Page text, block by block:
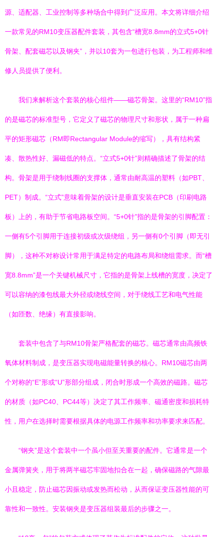
源、适配器、工业控制等多种场合中得到广泛应用。本文将详细介绍
一款常见的RM10变压器配件套装，其包含“槽宽8.8mm的立式5+0针
骨架、配套磁芯以及钢夹”，并以10套为一包进行包装，为工程师和维
修人员提供了便利。
我们来解析这个套装的核心组件——磁芯骨架。这里的“RM10”指
的是磁芯的标准型号，它定义了磁芯的物理尺寸和形状，属于一种扁
平的矩形磁芯（RM即Rectangular Module的缩写），具有结构紧
凑、散热性好、漏磁低的特点。“立式5+0针”则精确描述了骨架的结
构。骨架是用于绕制线圈的支撑体，通常由耐高温的塑料（如PBT、
PET）制成。“立式”意味着骨架的设计是垂直安装在PCB（印刷电路
板）上的，有助于节省电路板空间。“5+0针”指的是骨架的引脚配置：
一侧有5个引脚用于连接初级或次级绕组，另一侧有0个引脚（即无引
脚），这种不对称设计常用于满足特定的电路布局和绕组需求。而“槽
宽8.8mm”是一个关键机械尺寸，它指的是骨架上线槽的宽度，决定了
可以容纳的漆包线最大外径或绕线空间，对于绕线工艺和电气性能
（如匝数、绝缘）有直接影响。
套装中包含了与RM10骨架严格配套的磁芯。磁芯通常由高频铁
氧体材料制成，是变压器实现电磁能量转换的核心。RM10磁芯由两
个对称的“E”形或“U”形部分组成，闭合时形成一个高效的磁路。磁芯
的材质（如PC40、PC44等）决定了其工作频率、磁通密度和损耗特
性，用户在选择时需要根据具体的电源工作频率和功率要求来匹配。
“钢夹”是这个套装中一个虽小但至关重要的配件。它通常是一个
金属弹簧夹，用于将两半磁芯牢固地扣合在一起，确保磁路的气隙最
小且稳定，防止磁芯因振动或发热而松动，从而保证变压器性能的可
靠性和一致性。安装钢夹是变压器组装最后的步骤之一。